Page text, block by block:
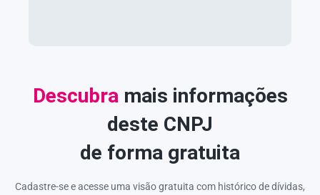
Descubramais informações
deste CNPJ
de forma gratuita
Cadastre-se e acesse uma visão gratuita com histórico de dívidas,